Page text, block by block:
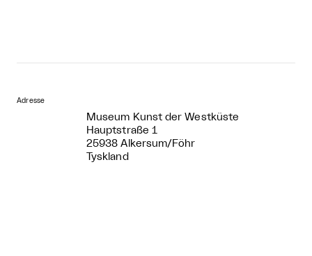
Adresse
Museum Kunst der Westküste
Hauptstraße 1
25938 Alkersum/Föhr
Tyskland